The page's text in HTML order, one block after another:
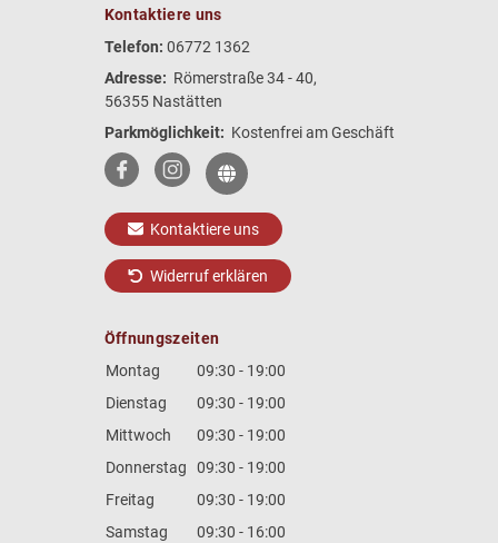
Kontaktiere uns
Telefon: 06772 1362
Adresse: Römerstraße 34 - 40,
56355 Nastätten
Parkmöglichkeit: Kostenfrei am Geschäft
Kontaktiere uns
Widerruf erklären
Öffnungszeiten
Montag
09:30 - 19:00
Dienstag
09:30 - 19:00
Mittwoch
09:30 - 19:00
Donnerstag
09:30 - 19:00
Freitag
09:30 - 19:00
Samstag
09:30 - 16:00